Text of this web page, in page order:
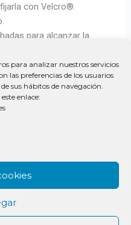
para analizar nuestros servicios
las preferencias de los usuarios
sus hábitos de navegación.
enlace:
con Velcro®.
para alcanzar la